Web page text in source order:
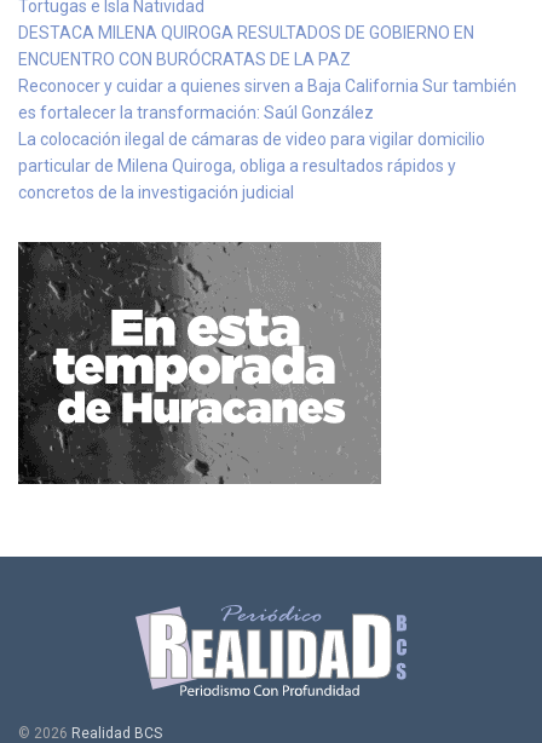
Tortugas e Isla Natividad
DESTACA MILENA QUIROGA RESULTADOS DE GOBIERNO EN
ENCUENTRO CON BURÓCRATAS DE LA PAZ
Reconocer y cuidar a quienes sirven a Baja California Sur también
es fortalecer la transformación: Saúl González
La colocación ilegal de cámaras de video para vigilar domicilio
particular de Milena Quiroga, obliga a resultados rápidos y
concretos de la investigación judicial
© 2026 Realidad BCS